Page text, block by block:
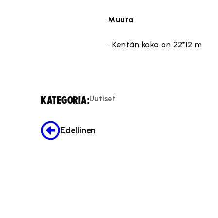
Muuta
• Kentän koko on 22*12 m
KATEGORIA:Uutiset
Edellinen